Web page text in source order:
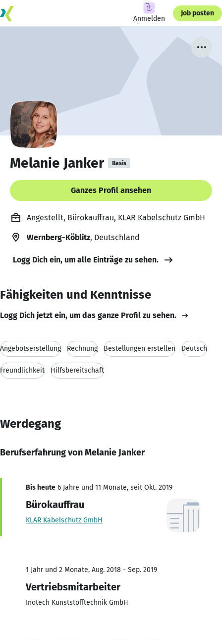
Anmelden
Job posten
Melanie Janker Basis
Ganzes Profil ansehen
Angestellt, Bürokauffrau, KLAR Kabelschutz GmbH
Wernberg-Köblitz, Deutschland
Logg Dich ein, um alle Einträge zu sehen.
Fähigkeiten und Kenntnisse
Logg Dich jetzt ein, um das ganze Profil zu sehen.
Angebotserstellung Rechnung Bestellungen erstellen Deutsch
Freundlichkeit Hilfsbereitschaft
Werdegang
Berufserfahrung von Melanie Janker
Bis heute 6 Jahre und 11 Monate, seit Okt. 2019
Bürokauffrau
KLAR Kabelschutz GmbH
1 Jahr und 2 Monate, Aug. 2018 - Sep. 2019
Vertriebsmitarbeiter
Inotech Kunststofftechnik GmbH